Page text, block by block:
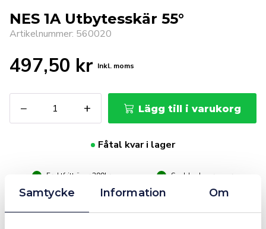
Samtycke Information Om
NES 1A Utbytesskär 55°
Artikelnummer: 560020
497,50 kr Inkl. moms
−
1A
Utbytesskär
+ Lägg till i varukorg
Fåtal kvar i lager
Fraktfritt över 399kr
Snabba leveranser
Företagsfaktura / Klarna / Kortbetalning / Leasing